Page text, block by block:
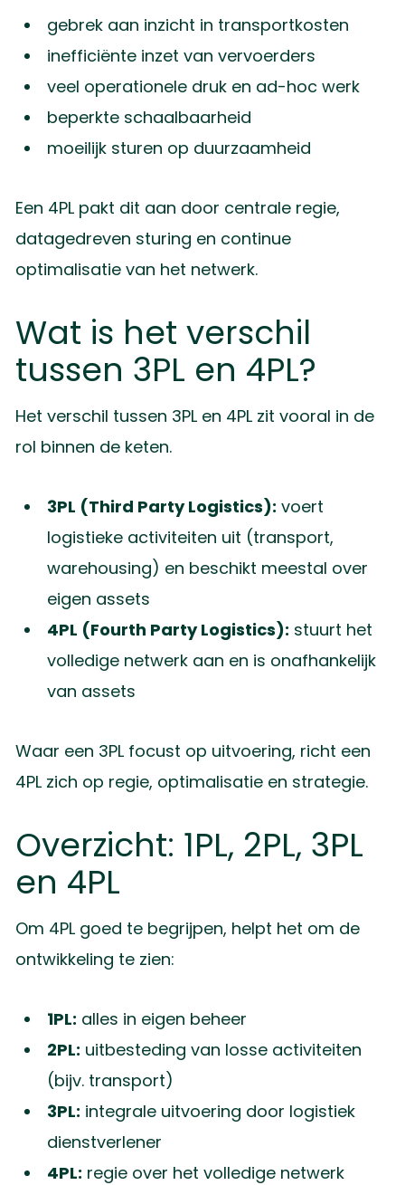
gebrek aan inzicht in transportkosten
inefficiënte inzet van vervoerders
veel operationele druk en ad-hoc werk
beperkte schaalbaarheid
moeilijk sturen op duurzaamheid
Een 4PL pakt dit aan door centrale regie,
datagedreven sturing en continue
optimalisatie van het netwerk.
Wat is het verschil
tussen 3PL en 4PL?
Het verschil tussen 3PL en 4PL zit vooral in de
rol binnen de keten.
3PL (Third Party Logistics): voert
logistieke activiteiten uit (transport,
warehousing) en beschikt meestal over
eigen assets
4PL (Fourth Party Logistics): stuurt het
volledige netwerk aan en is onafhankelijk
van assets
Waar een 3PL focust op uitvoering, richt een
4PL zich op regie, optimalisatie en strategie.
Overzicht: 1PL, 2PL, 3PL
en 4PL
Om 4PL goed te begrijpen, helpt het om de
ontwikkeling te zien:
1PL: alles in eigen beheer
2PL: uitbesteding van losse activiteiten
(bijv. transport)
3PL: integrale uitvoering door logistiek
dienstverlener
4PL: regie over het volledige netwerk